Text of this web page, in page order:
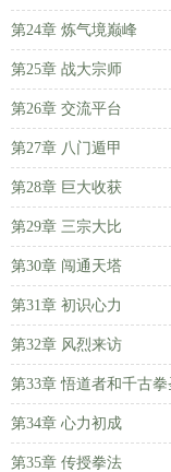
第24章 炼气境巅峰
第25章 战大宗师
第26章 交流平台
第27章 八门遁甲
第28章 巨大收获
第29章 三宗大比
第30章 闯通天塔
第31章 初识心力
第32章 风烈来访
第33章 悟道者和千古拳
第34章 心力初成
第35章 传授拳法